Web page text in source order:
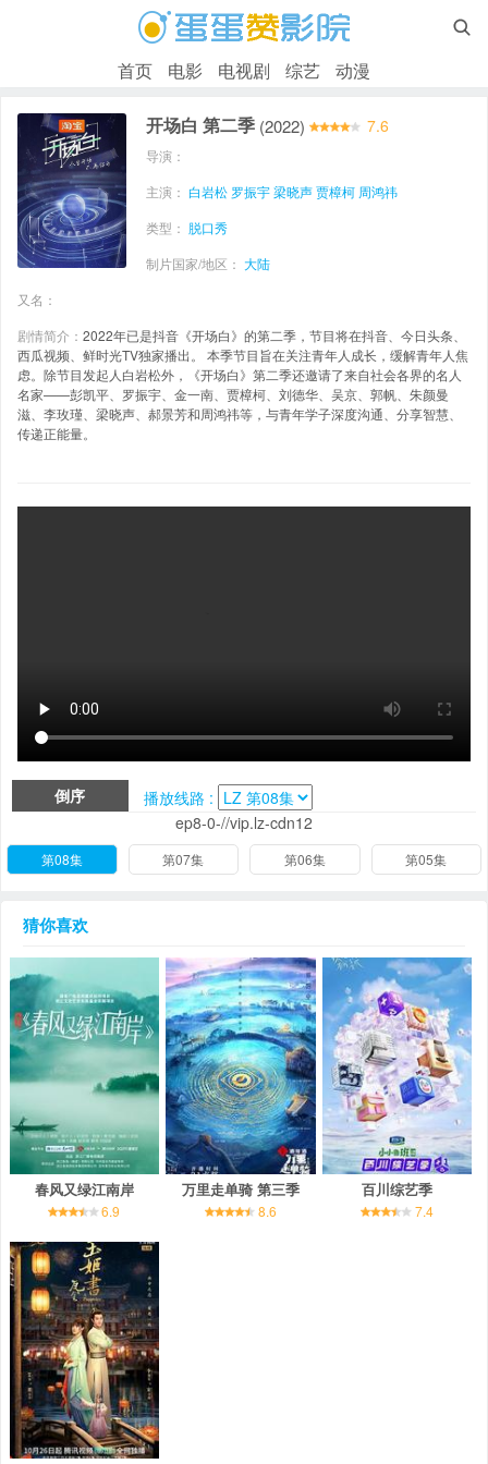

首页 电影 电视剧 综艺 动漫
开场白 第二季 (2022) 7.6
导演：
主演： 白岩松 罗振宇梁晓声贾樟柯 周鸿祎
类型： 脱口秀
制片国家/地区： 大陆
又名：
剧情简介： 2022年已是抖音《开场白》的第二季，节目将在抖音、今日头条、
西瓜视频、鲜时光TV独家播出。 本季节目旨在关注青年人成长，缓解青年人焦
虑。除节目发起人白岩松外，《开场白》第二季还邀请了来自社会各界的名人
名家——彭凯平、罗振宇、金一南、贾樟柯、刘德华、吴京、郭帆、朱颜曼
滋、李玫瑾、梁晓声、郝景芳和周鸿祎等，与青年学子深度沟通、分享智慧、
传递正能量。
倒序
播放线路 :
ep8-0-//vip.lz-cdn12
第08集 第07集 第06集 第05集
猜你喜欢
春风又绿江南岸
6.9
万里走单骑 第三季
8.6
百川综艺季
7.4